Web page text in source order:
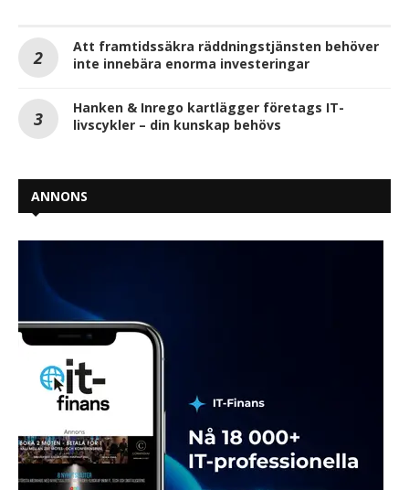
Att framtidssäkra räddningstjänsten behöver
inte innebära enorma investeringar
Hanken & Inrego kartlägger företags IT-
livscykler – din kunskap behövs
ANNONS